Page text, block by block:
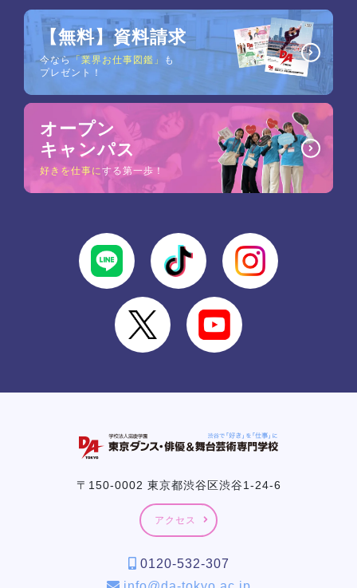
【無料】資料請求
今なら「業界お仕事図鑑」
も
プレゼント！
オープン
キャンパス
好きを仕事にする第一歩！
〒150-0002 東京都渋谷区渋谷1-24-6
アクセス
0120-532-307